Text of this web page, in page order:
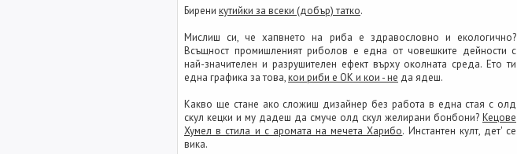
Бирени кутийки за всеки (добър) татко.
Мислиш си, че хапвнето на риба е здравословно и екологично?
Всъщност промишленият риболов е една от човешките дейности с
най-значителен и разрушителен ефект върху околната среда. Ето ти
една графика за това,кои риби е ОК и кои - не да ядеш.
Какво ще стане ако сложиш дизайнер без работа в една стая с олд
скул кецки и му дадеш да смуче олд скул желирани бонбони? Кецове
Хумел в стила и с аромата на мечета Харибо. Инстантен култ, дет' се
вика.